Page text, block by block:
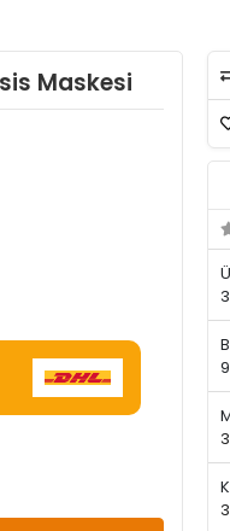
Maskesi